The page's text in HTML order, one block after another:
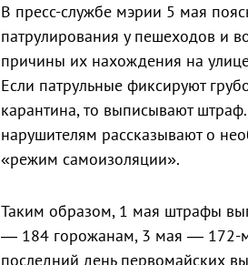
В пресс-службе мэрии 5 мая
патрулирования у пешеходов и
причины их нахождения на
Если патрульные фиксируют
карантина, то выписывают
нарушителям рассказывают о
«режим самоизоляции».
Таким образом, 1 мая штрафы
— 184 горожанам, 3 мая — 172-
последний день первомайских